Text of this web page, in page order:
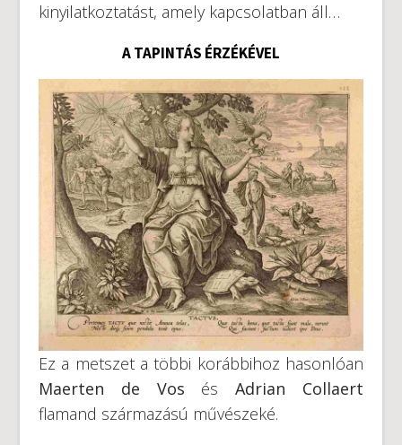
kinyilatkoztatást, amely kapcsolatban áll…
A TAPINTÁS ÉRZÉKÉVEL
Ez a metszet a többi korábbihoz hasonlóan
Maerten de Vos ésAdrian Collaert
flamand származású művészeké.